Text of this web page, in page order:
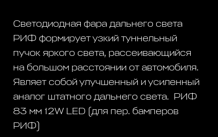
Светодиодная фара дальнего света
РИФ формирует узкий туннельный
пучок яркого света, рассеивающийся
на большом расстоянии от автомобиля.
Являет собой улучшенный и усиленный
аналог штатного дальнего света. РИФ
83 мм 12W LED (для пер. бамперов
РИФ)